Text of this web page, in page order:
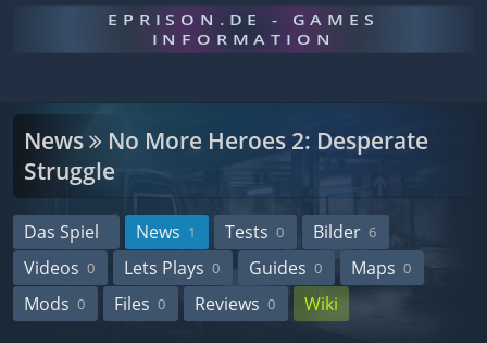
EPRISON.DE - GAMES
INFORMATION
News
No More Heroes 2: Desperate
Struggle
Das Spiel News 1 Tests 0 Bilder 6
Videos 0 Lets Plays 0 Guides 0 Maps 0
Mods 0 Files 0 Reviews 0 Wiki